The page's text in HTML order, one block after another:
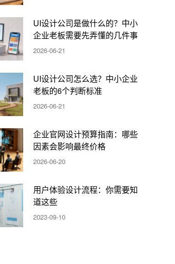
UI设计公司是做什么的？中小
企业老板需要先弄懂的几件事
2026-06-21
UI设计公司怎么选？中小企业
老板的6个判断标准
2026-06-21
企业官网设计预算指南：哪些
因素会影响最终价格
2026-06-20
用户体验设计流程：你需要知
道这些
2023-09-10